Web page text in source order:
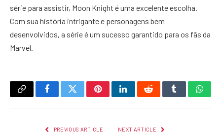
série para assistir, Moon Knight é uma excelente escolha.
Com sua história intrigante e personagens bem
desenvolvidos, a série é um sucesso garantido para os fãs da
Marvel.
Copy
FacebookTwitterPinterestLinkedInRedditTumblr
PREVIOUS ARTICLE NEXT ARTICLE